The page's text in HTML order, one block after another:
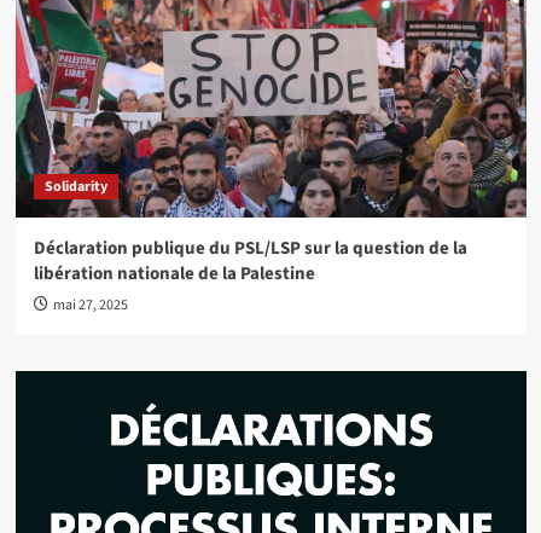
Solidarity
Déclaration publique du PSL/LSP sur la question de la
libération nationale de la Palestine
mai 27, 2025